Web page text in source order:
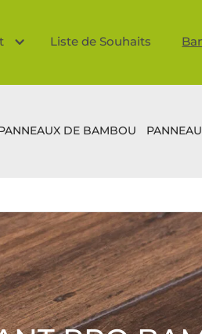
Liste de Souhaits
DE BAMBOU